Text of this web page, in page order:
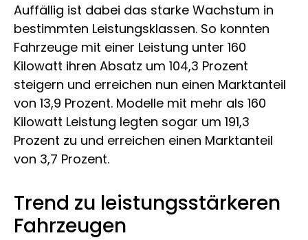
Auffällig ist dabei das starke Wachstum in
bestimmten Leistungsklassen. So konnten
Fahrzeuge mit einer Leistung unter 160
Kilowatt ihren Absatz um 104,3 Prozent
steigern und erreichen nun einen Marktanteil
von 13,9 Prozent. Modelle mit mehr als 160
Kilowatt Leistung legten sogar um 191,3
Prozent zu und erreichen einen Marktanteil
von 3,7 Prozent.
Trend zu leistungsstärkeren
Fahrzeugen